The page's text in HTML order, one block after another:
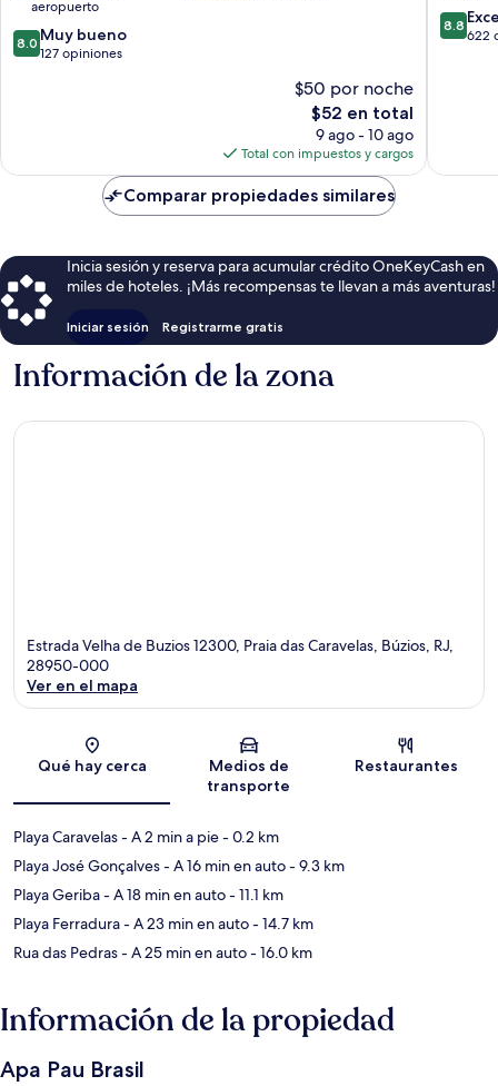
aeropuerto
8.0
de
8.0 Muy bueno
127 opiniones
$50 por noche
El
precio
actual
es
de
$52
$52 en total
9 ago - 10 ago
Total con impuestos y cargos
8.8
de
8.8
622
Comparar propiedades similares
Inicia sesión y reserva para acumular crédito OneKeyCash en
miles de hoteles. ¡Más recompensas te llevan a más aventuras!
Iniciar sesión Registrarme gratis
Información de la zona
Estrada Velha de Buzios 12300, Praia das Caravelas, Búzios, RJ,
28950-000
Ver en el mapa
Qué hay cerca
Medios de
transporte
Restaurantes
Playa Caravelas- A 2 min a pie- 0.2 km
Playa José Gonçalves- A 16 min en auto- 9.3 km
Playa Geriba- A 18 min en auto- 11.1 km
Playa Ferradura- A 23 min en auto- 14.7 km
Rua das Pedras- A 25 min en auto- 16.0 km
Información de la propiedad
Apa Pau Brasil